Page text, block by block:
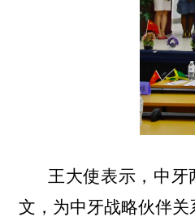
王大使表示，中
文，为中牙战略伙伴